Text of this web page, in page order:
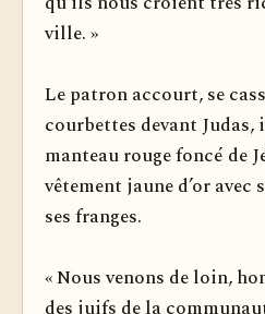
ville. »
Le patron accourt, se
courbettes devant Judas,
manteau rouge foncé de
vêtement jaune d’or avec
ses franges.
« Nous venons de loin,